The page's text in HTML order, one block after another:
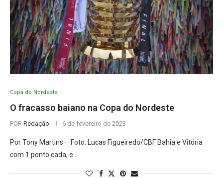
Copa do Nordeste
O fracasso baiano na Copa do Nordeste
POR Redação 6 de fevereiro de 2023
Por Tony Martins – Foto: Lucas Figueiredo/CBF Bahia e Vitória
com 1 ponto cada, e …